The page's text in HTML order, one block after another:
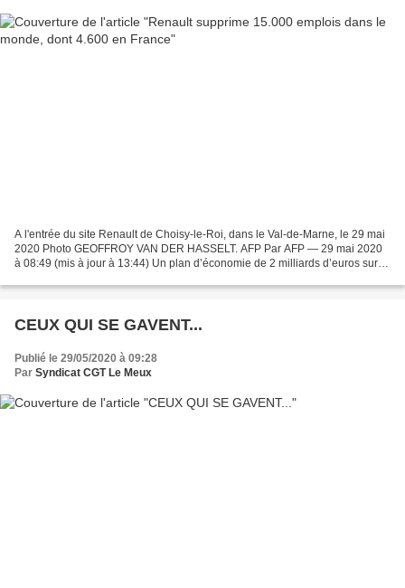
A l'entrée du site Renault de Choisy-le-Roi, dans le Val-de-Marne, le 29 mai
2020 Photo GEOFFROY VAN DER HASSELT. AFP Par AFP — 29 mai 2020
à 08:49 (mis à jour à 13:44) Un plan d’économie de 2 milliards d’euros sur
CEUX QUI SE GAVENT...
Publié le 29/05/2020 à 09:28
Par Syndicat CGT Le Meux